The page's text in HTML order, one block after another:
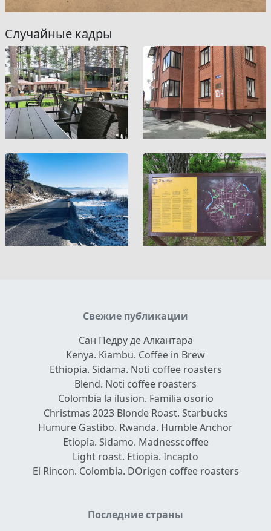
Случайные кадры
Свежие публикации
Сан Педру де Алкантара
Kenya. Kiambu. Coffee in Brew
Ethiopia. Sidama. Noti coffee roasters
Blend. Noti coffee roasters
Colombia la ilusion. Familia osorio
Christmas 2023 Blonde Roast. Starbucks
Humure Gastibo. Rwanda. Humble Anchor
Etiopia. Sidamo. Madnesscoffee
Light roast. Etiopia. Incapto
El Rincon. Colombia. DOrigen coffee roasters
Последние страны